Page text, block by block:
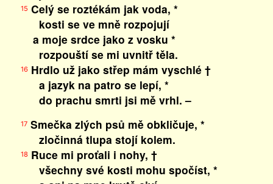
15 Celý se roztékám jak voda, *
kosti se ve mně rozpojují
a moje srdce jako z vosku *
rozpouští se mi uvnitř těla.
16Hrdlo už jako střep mám vyschlé †
a jazyk na patro se lepí, *
do prachu smrti jsi mě vrhl. –
17Smečka zlých psů mě obkličuje, *
zločinná tlupa stojí kolem.
18 Ruce mi proťali i nohy, †
všechny své kosti mohu spočíst, *